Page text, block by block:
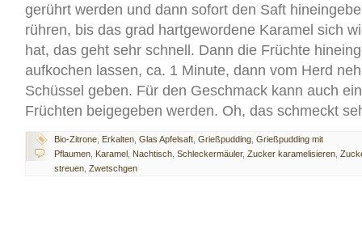
gerührt werden und dann sofort den Saft
rühren, bis das grad hartgewordene Karamel sich
hat, das geht sehr schnell. Dann die Früchte
aufkochen lassen, ca. 1 Minute, dann vom Herd
Schüssel geben. Für den Geschmack kann auch
Früchten beigegeben werden. Oh, das schmeckt
Bio-Zitrone Erkalten Glas Apfelsaft Grießpudding Grießpudding mit
Pflaumen Karamel Nachtisch Schleckermäuler, Zucker karamelisieren
streuen Zwetschgen